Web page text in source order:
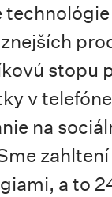
stopu
v
na
zahltení
a to